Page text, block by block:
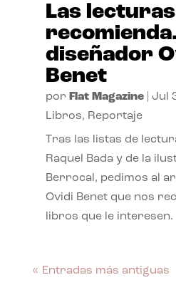
Las
diseñador
Benet
por Flat Magazine| Jul
Libros, Reportaje
Tras las listas de
Raquel Bada y de la
Berrocal, pedimos al
Ovidi Benet que nos
libros que le interesen.
« Entradas más antiguas